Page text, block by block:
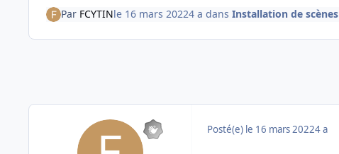
Par FCYTINle 16 mars 20224 a dans Installation de scènes
Posté(e) le 16 mars 20224 a